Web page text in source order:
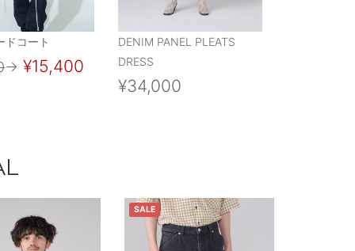
ドコート
→ ¥15,400
DENIM PANEL PLEATS
DRESS
¥34,000
SALE